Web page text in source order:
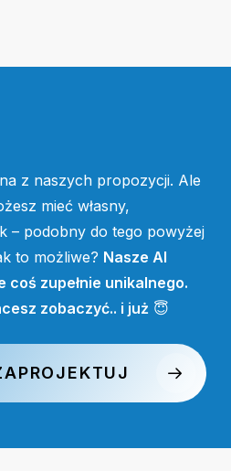
z naszych propozycji. Ale
mieć własny,
– podobny do tego powyżej
to możliwe? Nasze AI
coś zupełnie unikalnego.
zobaczyć.. i już 😇